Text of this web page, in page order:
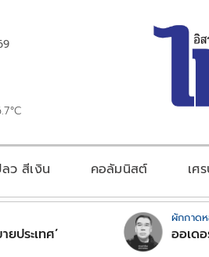
ลว สีเงิน คอลัมนิสต์ เศ
ยประเทศ’
ผักกาด
ออเด